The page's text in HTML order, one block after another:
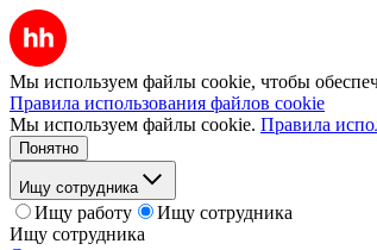
Мы используем файлы cookie, чтобы
Правила использования файлов cookie
Мы используем файлы cookie. Правила
Понятно
Ищу сотрудника
Ищу работу
Ищу сотрудника
Ищу сотрудника